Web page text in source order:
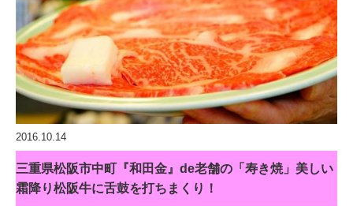
2016.10.14
三重県松阪市中町『和田金』de老舗の「寿き焼」美しい
霜降り松阪牛に舌鼓を打ちまくり！